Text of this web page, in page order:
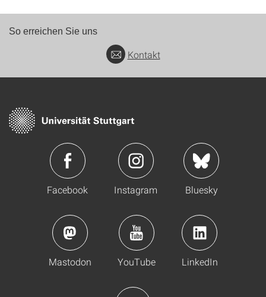
So erreichen Sie uns
Kontakt
Facebook Instagram Bluesky
Mastodon YouTube LinkedIn